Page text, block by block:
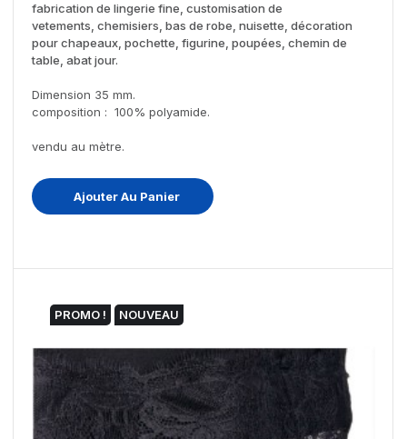
fabrication de lingerie fine, customisation de
vetements, chemisiers, bas de robe, nuisette, décoration
pour chapeaux, pochette, figurine, poupées, chemin de
table, abat jour.
Dimension 35 mm.
composition : 100% polyamide.
vendu au mètre.
Ajouter Au Panier
PROMO ! NOUVEAU